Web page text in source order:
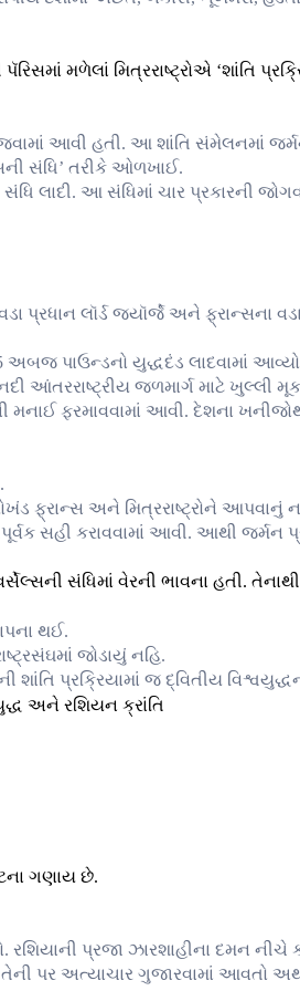
મળેલાં મિત્રરાષ્ટ્રોએ ‘શાંતિ
આવી હતી. આ શાંતિ સંમેલનમાં
સંધિ’ તરીકે ઓળખાઈ.
સંધિ લાદી. આ સંધિમાં ચાર પ્રકારની
પ્રધાન લૉર્ડ જ્યૉર્જે અને ફ્રાન્સના
અબજ પાઉન્ડનો યુદ્ધદંડ લાદવામાં
આંતરરાષ્ટ્રીય જળમાર્ગ માટે ખુલ્લી
ફરમાવવામાં આવી. દેશના
ફ્રાન્સ અને મિત્રરાષ્ટ્રોને આપવાનું
સહી કરાવવામાં આવી. આથી જર્મન
સંધિમાં વેરની ભાવના હતી.
થઈ.
જોડાયું નહિ.
પ્રક્રિયામાં જ દ્વિતીય
ગણાય છે.
રશિયાની પ્રજા ઝારશાહીના દમન
પર અત્યાચાર ગુજારવામાં આવતો